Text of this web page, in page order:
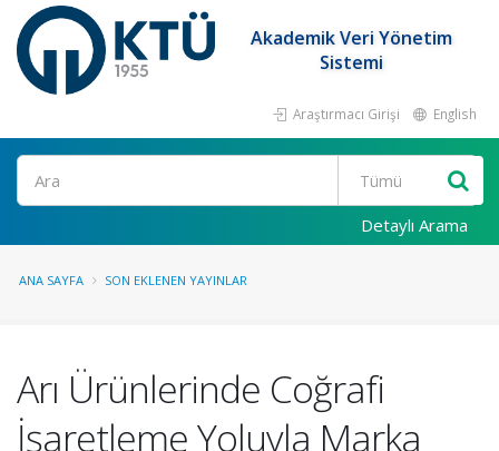
Akademik Veri Yönetim
Sistemi
Araştırmacı Girişi English
Ara
Detaylı Arama
ANA SAYFA SON EKLENEN YAYINLAR
Arı Ürünlerinde Coğrafi
İşaretleme Yoluyla Marka